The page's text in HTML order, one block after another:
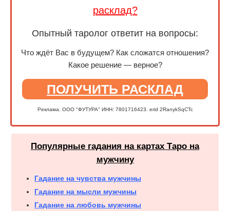
расклад?
Опытный таролог ответит на вопросы:
Что ждёт Вас в будущем? Как сложатся отношения?
Какое решение — верное?
ПОЛУЧИТЬ РАСКЛАД
Реклама. ООО "ФУТУРА" ИНН: 7801716423. erid 2RanykSqCTc
Популярные гадания на картах Таро на
мужчину
Гадание на чувства мужчины
Гадание на мысли мужчины
Гадание на любовь мужчины